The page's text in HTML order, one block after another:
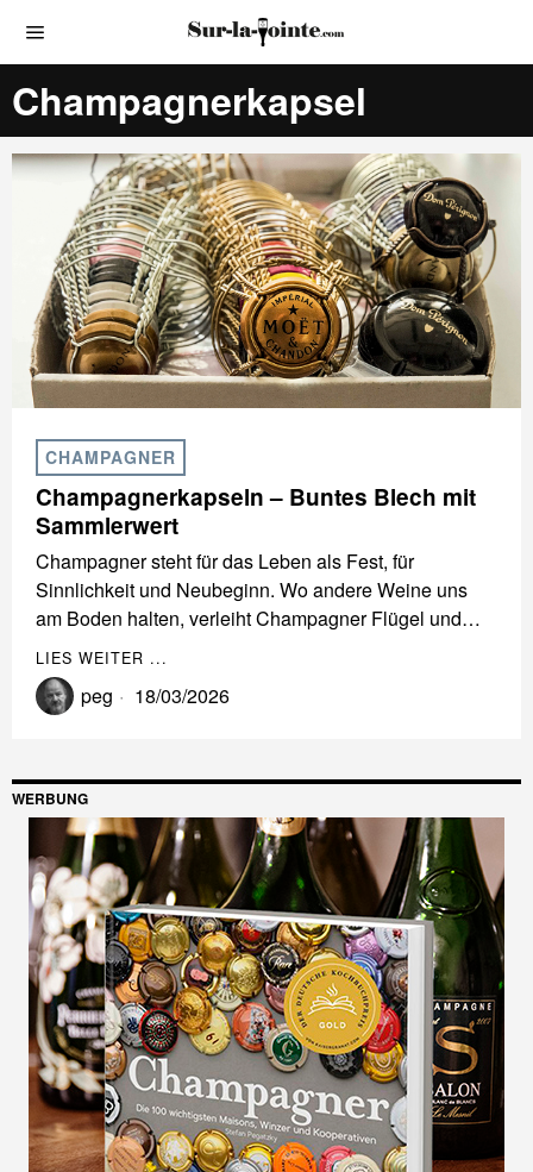
Champagnerkapsel
CHAMPAGNER
Champagnerkapseln – Buntes Blech mit
Sammlerwert
Champagner steht für das Leben als Fest, für
Sinnlichkeit und Neubeginn. Wo andere Weine uns
am Boden halten, verleiht Champagner Flügel und…
LIES WEITER ...
peg 18/03/2026
WERBUNG